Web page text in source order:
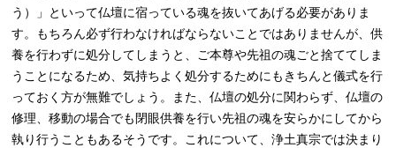
う）」といって仏壇に宿っている魂を抜いてあげる必要がありま
す。もちろん必ず行わなければならないことではありませんが、供
養を行わずに処分してしまうと、ご本尊や先祖の魂ごと捨ててしま
うことになるため、気持ちよく処分するためにもきちんと儀式を行
っておく方が無難でしょう。また、仏壇の処分に関わらず、仏壇の
修理、移動の場合でも閉眼供養を行い先祖の魂を安らかにしてから
執り行うこともあるそうです。これについて、浄土真宗では決まり